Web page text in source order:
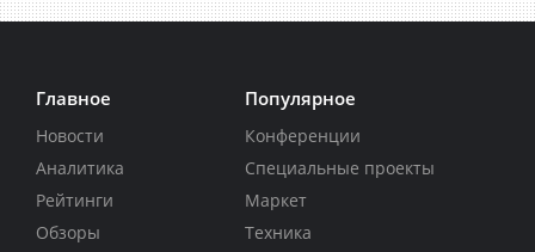
Главное
Новости
Аналитика
Рейтинги
Обзоры
Популярное
Конференции
Специальные проекты
Маркет
Техника